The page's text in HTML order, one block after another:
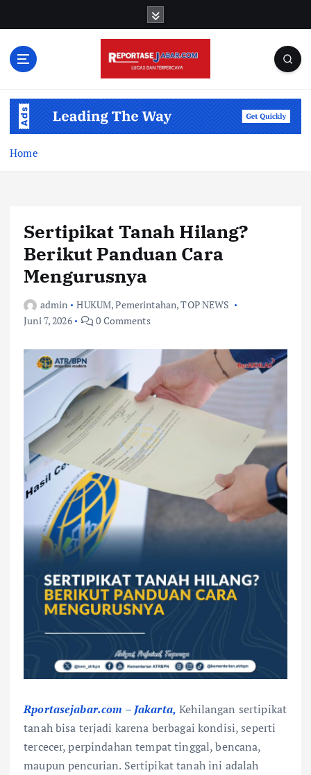
Home
Sertipikat Tanah Hilang?
Berikut Panduan Cara
Mengurusnya
admin HUKUM,Pemerintahan,TOP NEWS
Juni 7, 2026
0 Comments
Rportasejabar.com – Jakarta, Kehilangan sertipikat
tanah bisa terjadi karena berbagai kondisi, seperti
tercecer, perpindahan tempat tinggal, bencana,
maupun pencurian. Sertipikat tanah ini adalah